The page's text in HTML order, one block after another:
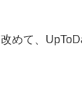
改めて、